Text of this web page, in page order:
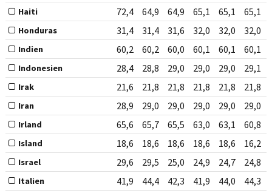
Haiti 72,4 64,9 64,9 65,1 65,1 65,1
Honduras 31,4 31,4 31,6 32,0 32,0 32,0
Indien 60,2 60,2 60,0 60,1 60,1 60,1
Indonesien 28,4 28,8 29,0 29,0 29,0 29,1
Irak 21,6 21,8 21,8 21,8 21,8 21,8
Iran 28,9 29,0 29,0 29,0 29,0 29,0
Irland 65,6 65,7 65,5 63,0 63,1 60,8
Island 18,6 18,6 18,6 18,6 18,6 16,2
Israel 29,6 29,5 25,0 24,9 24,7 24,8
Italien 41,9 44,4 42,3 41,9 44,0 44,3